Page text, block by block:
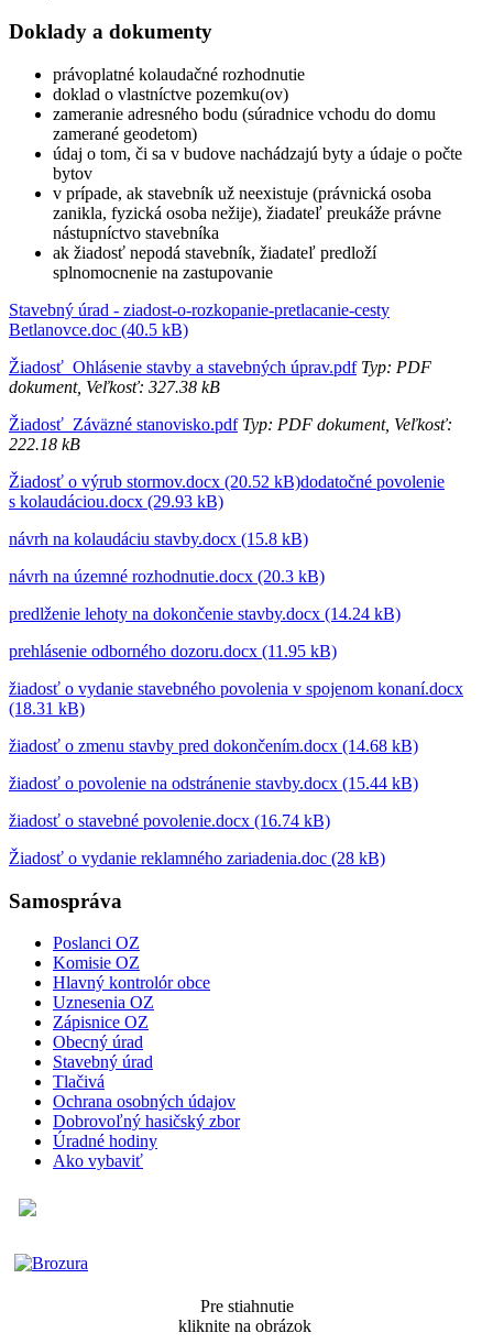
Doklady a dokumenty
právoplatné kolaudačné rozhodnutie
doklad o vlastníctve pozemku(ov)
zameranie adresného bodu (súradnice vchodu do domu
zamerané geodetom)
údaj o tom, či sa v budove nachádzajú byty a údaje o počte
bytov
v prípade, ak stavebník už neexistuje (právnická osoba
zanikla, fyzická osoba nežije), žiadateľ preukáže právne
nástupníctvo stavebníka
ak žiadosť nepodá stavebník, žiadateľ predloží
splnomocnenie na zastupovanie
Stavebný úrad - ziadost-o-rozkopanie-pretlacanie-cesty
Betlanovce.doc (40.5 kB)
Žiadosť_Ohlásenie stavby a stavebných úprav.pdfTyp: PDF
dokument, Veľkosť: 327.38 kB
Žiadosť_Záväzné stanovisko.pdfTyp: PDF dokument, Veľkosť:
222.18 kB
Žiadosť o výrub stormov.docx (20.52 kB)dodatočné povolenie
s kolaudáciou.docx (29.93 kB)
návrh na kolaudáciu stavby.docx (15.8 kB)
návrh na územné rozhodnutie.docx (20.3 kB)
predlženie lehoty na dokončenie stavby.docx (14.24 kB)
prehlásenie odborného dozoru.docx (11.95 kB)
žiadosť o vydanie stavebného povolenia v spojenom konaní.docx
(18.31 kB)
žiadosť o zmenu stavby pred dokončením.docx (14.68 kB)
žiadosť o povolenie na odstránenie stavby.docx (15.44 kB)
žiadosť o stavebné povolenie.docx (16.74 kB)
Žiadosť o vydanie reklamného zariadenia.doc (28 kB)
Samospráva
Poslanci OZ
Komisie OZ
Hlavný kontrolór obce
Uznesenia OZ
Zápisnice OZ
Obecný úrad
Stavebný úrad
Tlačivá
Ochrana osobných údajov
Dobrovoľný hasičský zbor
Úradné hodiny
Ako vybaviť
Pre stiahnutie
kliknite na obrázok